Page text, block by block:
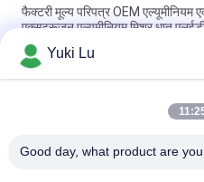
फैक्टरी मूल्य परिपत्र OEM
एक्सट्रूज़न एल्यूमीनियम मिश्र धातु
कस्टम एल्यूमीनियम प्रोफाइल फैक्टरी
एल्यूमीनियम एक्सट्रूडेड हीट सिंक
औद्योगिक एल्यूमिनियम प्रोफाइल आकार का
Yuki Lu
Good day, what product are